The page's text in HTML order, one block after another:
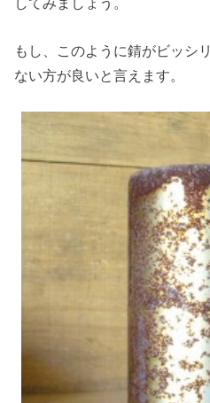
もし、このように錆がビッシ
ない方が良いと言えます。